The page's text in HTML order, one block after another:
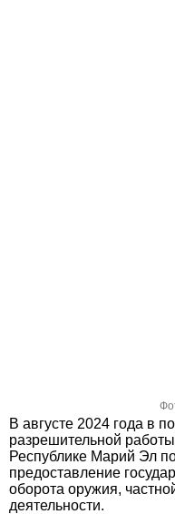
В августе 2024 года в
разрешительной
Республике Марий Эл
предоставление
оборота оружия,
деятельности.